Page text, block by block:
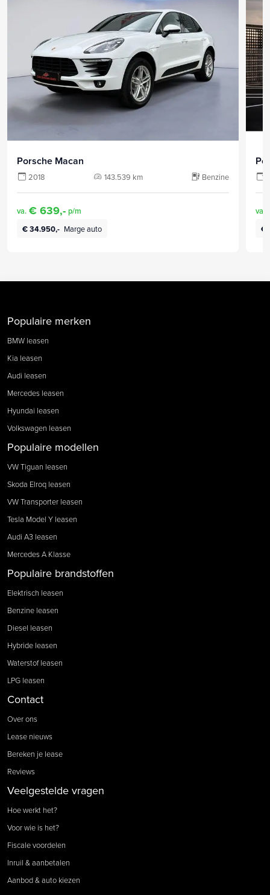
Porsche Macan
2018 143.539 km Benzine
va. € 639,- p/m
€ 34.950,- Marge auto
va.
€
Populaire merken
BMW leasen
Kia leasen
Audi leasen
Mercedes leasen
Hyundai leasen
Volkswagen leasen
Populaire modellen
VW Tiguan leasen
Skoda Elroq leasen
VW Transporter leasen
Tesla Model Y leasen
Audi A3 leasen
Mercedes A Klasse
Populaire brandstoffen
Elektrisch leasen
Benzine leasen
Diesel leasen
Hybride leasen
Waterstof leasen
LPG leasen
Contact
Over ons
Lease nieuws
Bereken je lease
Reviews
Veelgestelde vragen
Hoe werkt het?
Voor wie is het?
Fiscale voordelen
Inruil & aanbetalen
Aanbod & auto kiezen